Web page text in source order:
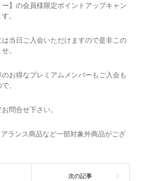
ー】の会員様限定ポイントアップキャン
。
当日ご入会いただけますので是非この
。
お得なプレミアムメンバーもご入会も
、
問合せ下さい。
ランス商品など一部対象外商品がござ